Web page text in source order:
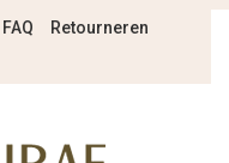
FAQ
Retourneren